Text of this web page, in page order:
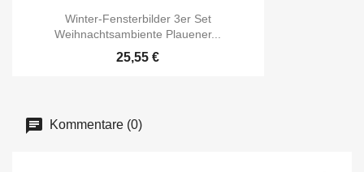
Winter-Fensterbilder 3er Set
Weihnachtsambiente Plauener...
25,55 €
Kommentare (0)